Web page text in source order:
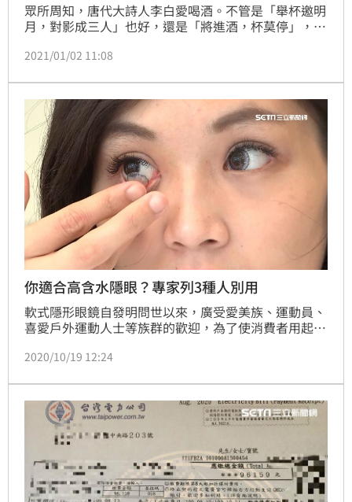
眾所周知，唐代大詩人李白愛喝酒。不管是「舉杯邀明
月，對影成三人」也好，還是「將進酒，杯莫停」，都
也在《飲中八仙歌》中說「李白一斗詩百篇」，足以證
如何？有專家揭密後，才驚覺李白的酒量真的太嚇人
了！
2021/01/02 11:08
你適合高含水隱眼？專家列3種人別用
軟式隱形眼鏡自發明問世以來，廣受愛美族、運動員、
喜愛戶外運動人士等族群的歡迎，為了使消費者用起來
新，究竟它們各有哪些特色？又該如何挑選最適合自己
2020/10/19 12:24